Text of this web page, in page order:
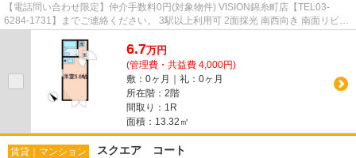
【電話問い合わせ限定】仲介手数料0円(対象物件) VISION錦糸町店【TEL03-
6284-1731】までご連絡ください。 3駅以上利用可 2面採光 南西向き 南面リビン
グ キャンペーン
6.7万円
(管理費・共益費 4,000円)
敷：0ヶ月｜礼：0ヶ月
所在階：2階
間取り：1R
面積：13.32㎡
賃貸｜マンション スクエア コート